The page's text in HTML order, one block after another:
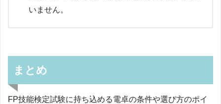
いません。
まとめ
FP技能検定試験に持ち込める電卓の条件や選び方のポイ